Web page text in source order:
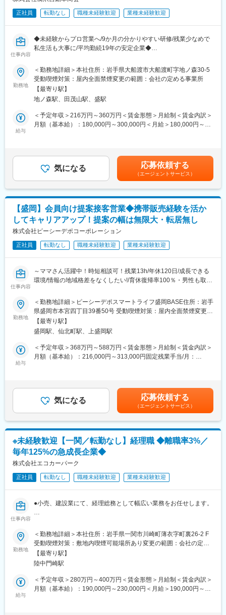
ーニング事業なども展開しており幅広いキャリアパスがございま
す。
に応じて経理業務のレベルが上がります。
※他の職種へのキャリアアップ制度も、本人の希望により対応いた
します。
■当社について：
◎創業以来、大切にしているポリシーは、「スタッフ全員が笑顔
れ、通常指導の他、研修機会の付与や資格取得も会社で奨励して
います。
◎残業月平均20時間と少なく家族との時間やプライベートの時間
も確保でき、メリハリのある働き方ができます。
にした社風で、社長をはじめスタッフ同士の仲の良い会社です。
◎会社を経営するうえで、一番大切な要素は人です。社員の皆さ
正社員 転勤なし 職種未経験歓迎 業種未経験歓迎
仕事内容
◆未経験からプロ営業へ/9か月の分かりやすい研修/残業少なめで
私生活も大事に/平均勤続19年の安定企業◆
＼車が好き・人と話すのが好き、そんな気持ちを大事にする会社
です／
・カーライフの「車検～販売～アフターサービス」までを一つの
会社で行う、地域密着の企業です。
・営業は育成前提の採用です。9か月間のステップ研修で、少しず
つ仕事を覚えられるしくみがあります。
・1人ひとりが安心して長く働けるよう、休みもきちんと取り、残
■業務内容：
営業職は未経験者でも先輩社員が懇切丁寧に指導します。
（2）次の２ヵ月間でお客様との「車検点検の受注対応」の仕方を
学びます
（3）次の２ヵ月間で新車、中古車の「店頭での販売業務」を学習
します
（4）次の２ヵ月間で新車、中古車の「既存顧客への訪問」での販
売業務を学習します
（5）次の２ヵ月間で新車、中古車の「新規顧客への訪問」での販
売業務を学習します
■本ポジションの特長：
安心して長く働くことができる環境があります。
自動車営業販売の経験をお持ちの方、実績の有る方は優遇するこ
ともできます。まずは見学からでも構わないので、ご連絡くださ
い。
ります。
れ、通常指導の他、研修機会の付与や資格取得も会社で奨励して
います。
◎残業月平均27時間と少なく家族との時間やプライベートの時間
も確保でき、メリハリのある働き方ができます。
部署部門に関係なく、スタッフ同士のコミュニケーションを大切
にした社風で、社長をはじめスタッフ同士の仲の良い会社です。
◎会社を経営するうえで、一番大切な要素は人です。社員の皆さ
んが長く安心して働ける環境を作ることを大事にしています。社
員の平均勤続年数は19年と安定して永く働ける環境があります。
勤務地
＜勤務地詳細＞本社住所：岩手県大船渡市大船渡町字地ノ森30-5
受動喫煙対策：屋内全面禁煙変更の範囲：会社の定める事業所
【最寄り駅】
地ノ森駅、田茂山駅、盛駅
給与
＜予定年収＞216万円～360万円＜賃金形態＞月給制＜賃金内訳＞
月額（基本給）：180,000円～300,000円＜月給＞180,000円～
までも目安の金額であり、選考を通じて上下する可能性がありま
す。月給(月額)は固定手当を含めた表記です。
気になる 応募依頼する
（エージェントサービス）
【盛岡】会員向け提案接客営業◆携帯販売経験を活か
してキャリアアップ！提案の幅は無限大・転居無し
株式会社ピーシーデポコーポレーション
正社員 転勤なし 職種未経験歓迎 業種未経験歓迎
仕事内容
～ママさん活躍中！時短相談可！残業13h/年休120日/成長できる
環境/情報の地域格差をなくしたい!/育休復帰率100％・男性も取得
★こんな方活躍中
・地元トークが得意な子育て中のママさん（※実績に応じて時短・
土日休み相談可）
・年上の方と話すのが得意な20代元携帯販売員！
・お客様をファンにしてきた元アパレル店員
案をしていきます。担当するご家族のコンサルシートを作成し
て、ご家族の生活に伴走し、デジタルを通して生活を便利にした
り、安心して生活して頂くお手伝いやご提案を長期にわたって推
<詳細>
【お客様一人一人を専任でサポート】
・デジタル機器関連でのお困りごとをヒアリング
・家計の固定費の見直しをし、最適な形で新たな端末や追加プラ
ンなどのご提案
・アフターフォローとサポート
※新規は店舗に来られたお客様、既存会員様からのご紹介がメイン
（例：マイナンバーカードの登録サポート/スマートウォッチを活
用した健康管理のサポート/モバイルSuicaの活用の仕方）
担当顧客の継続率や長期的なご契約額等
■組織構成
・男女比＝7:3
・店舗在籍人数：15名程度
勤務地
＜勤務地詳細＞ピーシーデポスマートライフ盛岡BASE住所：岩手
県盛岡市本宮四丁目39番50号 受動喫煙対策：屋内全面禁煙変更の
範囲：会社の定める事業所（リモートワーク含む）
【最寄り駅】
盛岡駅、仙北町駅、上盛岡駅
給与
＜予定年収＞368万円～588万円＜賃金形態＞月給制＜賃金内訳＞
月額（基本給）：216,000円～313,000円固定残業手当/月：
給は職能給と営業給又は指導給で構成されます。固定残業手当：
固定残業代 15 時間相当、超過分は別途支給役職に応じて職務手当
支給賞与：年2回支給 （昨年度実績：月額職能給をベースとした
基準給与の4か月分～）給与改定：年2回（4月・10月） 定期昇
給：無賃金はあくまでも目安の金額であり、選考を通じて上下す
る可能性があります。月給(月額)は固定手当を含めた表記です。
気になる 応募依頼する
（エージェントサービス）
※未経験歓迎【一関／転勤なし】経理職 ◆離職率3%／
毎年125%の急成長企業◆
株式会社エコカーパーク
正社員 転勤なし 職種未経験歓迎 業種未経験歓迎
仕事内容
●小売、建設業にて、経理総務として幅広い業務をお任せします。
・出入金対応、支払い、月次、年次決算、システムへの入力等
・売上原価管理、会計業務、出納業務、給与計算、税務関係、勤
怠管理、備品管理、売上や利益等の会計データ集計や資料作成な
ど
・建設業の入札申請等
入社後は仕訳などの会計業務と給与計算業務からお任せします。
・キャッシュフロー試算表等
勤務地
＜勤務地詳細＞本社住所：岩手県一関市川崎町薄衣字町裏26-2 F
受動喫煙対策：敷地内喫煙可能場所あり変更の範囲：会社の定め
る事業所
【最寄り駅】
陸中門崎駅
給与
＜予定年収＞280万円～400万円＜賃金形態＞月給制＜賃金内訳＞
月額（基本給）：190,000円～230,000円＜月給＞190,000円～